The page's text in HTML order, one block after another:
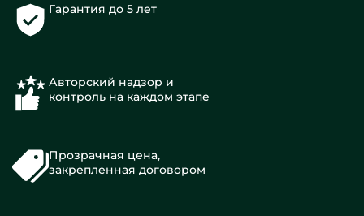
Гарантия до 5 лет
Авторский надзор и
контроль на каждом этапе
Прозрачная цена,
закрепленная договором